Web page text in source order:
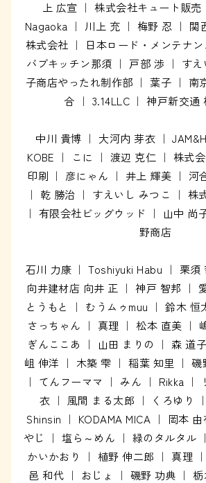
上 広宣 ｜ 株式会社キュート販売
Nagaoka ｜ 川上 充 ｜ 梅野 忍 ｜ 関
株式会社 ｜ 日本ロード・メンテナ
バブキッチン那須 ｜ 戸部 渉 ｜ す
子商店やったれ制作部 ｜ 葉子 ｜ 南
合 ｜ 3.14LLC ｜ 神戸新交通
中川 貴博 ｜ 大河内 芽衣 ｜
KOBE ｜ こに ｜ 渡辺 克仁 ｜ 株式
印刷 ｜ 彦にゃん ｜ 井上 輝美 ｜ 河
｜ 乾 勝治 ｜ すえいし みつこ ｜ 株
｜ 有限会社ビッグウッド ｜ 山中 尚
野商店
石川 力康 ｜ Toshiyuki Habu ｜ 栗須
向井建材店 向井 正 ｜ 神戸 智邦 ｜
とうもと ｜ むうムゥmuu ｜ 鈴木 恒
さっちゃん ｜ 真理 ｜ 松本 直美 ｜
ぎんここあ ｜ 山田 まりの ｜ 森 道
岨 伸洋 ｜ 木築 雫 ｜ 稲葉 知里 ｜
｜ てんフーママ ｜ みん ｜ Rikka ｜
衣 ｜ 風間 まる太郎 ｜ くろゆり
Shinsin ｜ KODAMA MICA ｜ 岡本
やじ ｜ 塩ら～めん ｜ 緑のタルタル
かいかおり ｜ 植野 伸二郎 ｜ 真理
邑 和代 ｜ おじょ ｜ 磯野 功典 ｜